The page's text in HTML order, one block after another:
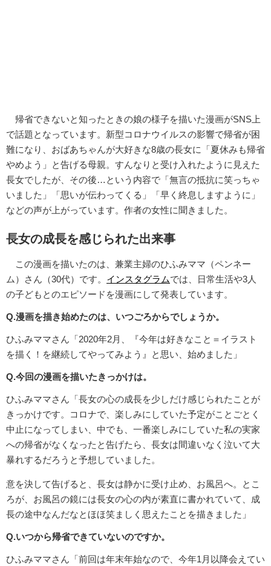
帰省できないと知ったときの娘の様子を描いた漫画がSNS上
で話題となっています。新型コロナウイルスの影響で帰省が困
難になり、おばあちゃんが大好きな8歳の長女に「夏休みも帰省
やめよう」と告げる母親。すんなりと受け入れたように見えた
長女でしたが、その後…という内容で「無言の抵抗に笑っちゃ
いました」「思いが伝わってくる」「早く終息しますように」
などの声が上がっています。作者の女性に聞きました。
長女の成長を感じられた出来事
この漫画を描いたのは、兼業主婦のひふみママ（ペンネー
ム）さん（30代）です。 インスタグラムでは、日常生活や3人
の子どもとのエピソードを漫画にして発表しています。
Q.漫画を描き始めたのは、いつごろからでしょうか。
ひふみママさん「2020年2月、『今年は好きなこと＝イラスト
を描く！を継続してやってみよう』と思い、始めました」
Q.今回の漫画を描いたきっかけは。
ひふみママさん「長女の心の成長を少しだけ感じられたことが
きっかけです。コロナで、楽しみにしていた予定がことごとく
中止になってしまい、中でも、一番楽しみにしていた私の実家
への帰省がなくなったと告げたら、長女は間違いなく泣いて大
暴れするだろうと予想していました。
意を決して告げると、長女は静かに受け止め、お風呂へ。とこ
ろが、お風呂の鏡には長女の心の内が素直に書かれていて、成
長の途中なんだなとほほ笑ましく思えたことを描きました」
Q.いつから帰省できていないのですか。
ひふみママさん「前回は年末年始なので、今年1月以降会えてい